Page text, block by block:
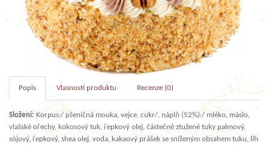
Popis Vlasnosti produktu Recenze (0)
Složení: Korpus:/ pšeničná mouka, vejce, cukr/, náplň (52%):/ mléko, máslo,
vlašské ořechy, kokosový tuk, řepkový olej, částečně ztužené tuky palmový,
sójový, řepkový, shea olej, voda, kakaový prášek se sníženým obsahem tuku, líh